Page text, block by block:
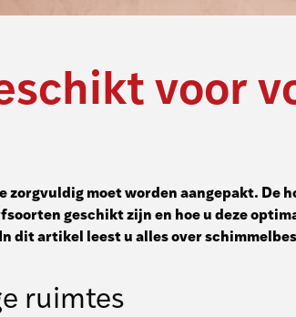
voor
moet worden aangepakt. De
geschikt zijn en hoe u deze
dit artikel leest u alles over
ruimtes